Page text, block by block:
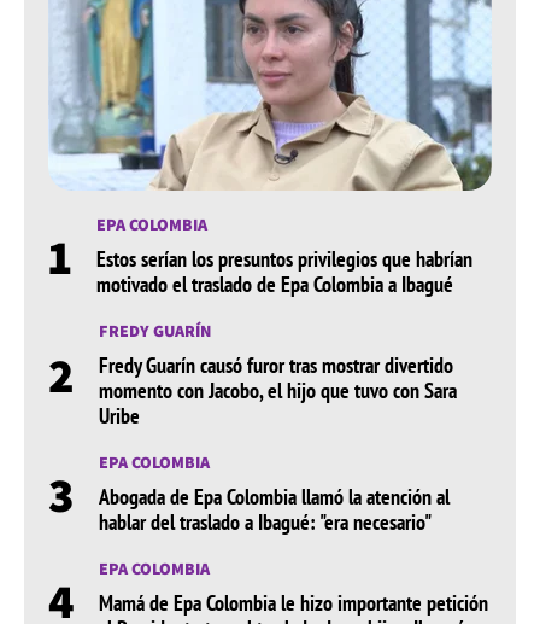
1 EPA COLOMBIA
Estos serían los presuntos privilegios que habrían
motivado el traslado de Epa Colombia a Ibagué
2
FREDY GUARÍN
Fredy Guarín causó furor tras mostrar divertido
momento con Jacobo, el hijo que tuvo con Sara
Uribe
3 EPA COLOMBIA
Abogada de Epa Colombia llamó la atención al
hablar del traslado a Ibagué: "era necesario"
4 EPA COLOMBIA
Mamá de Epa Colombia le hizo importante petición